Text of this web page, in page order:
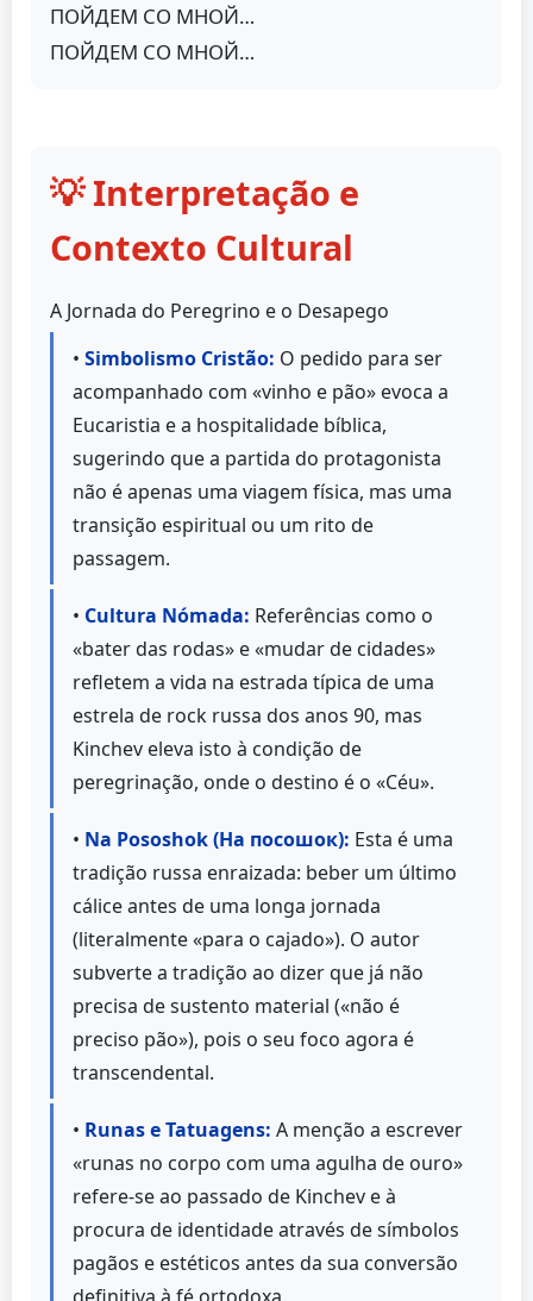
ПОЙДЕМ СО МНОЙ…
ПОЙДЕМ СО МНОЙ…
💡 Interpretação e
Contexto Cultural
A Jornada do Peregrino e o Desapego
• Simbolismo Cristão: O pedido para ser
acompanhado com «vinho e pão» evoca a
Eucaristia e a hospitalidade bíblica,
sugerindo que a partida do protagonista
não é apenas uma viagem física, mas uma
transição espiritual ou um rito de
passagem.
• Cultura Nómada: Referências como o
«bater das rodas» e «mudar de cidades»
refletem a vida na estrada típica de uma
estrela de rock russa dos anos 90, mas
Kinchev eleva isto à condição de
peregrinação, onde o destino é o «Céu».
• Na Pososhok (На посошок): Esta é uma
tradição russa enraizada: beber um último
cálice antes de uma longa jornada
(literalmente «para o cajado»). O autor
subverte a tradição ao dizer que já não
precisa de sustento material («não é
preciso pão»), pois o seu foco agora é
transcendental.
• Runas e Tatuagens: A menção a escrever
«runas no corpo com uma agulha de ouro»
refere-se ao passado de Kinchev e à
procura de identidade através de símbolos
pagãos e estéticos antes da sua conversão
definitiva à fé ortodoxa.